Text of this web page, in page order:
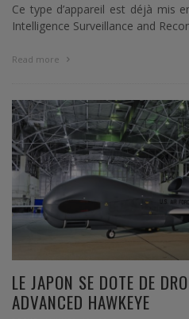
Ce type d’appareil est déjà mis
Intelligence Surveillance and
Read more
LE JAPON SE DOTE DE
ADVANCED HAWKEYE